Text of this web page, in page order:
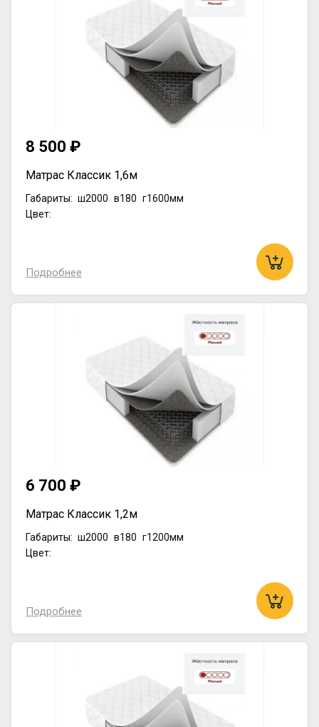
8 500 ₽
Матрас Классик 1,6м
Габариты: ш2000 в180 г1600мм
Цвет:
Подробнее
6 700 ₽
Матрас Классик 1,2м
Габариты: ш2000 в180 г1200мм
Цвет:
Подробнее